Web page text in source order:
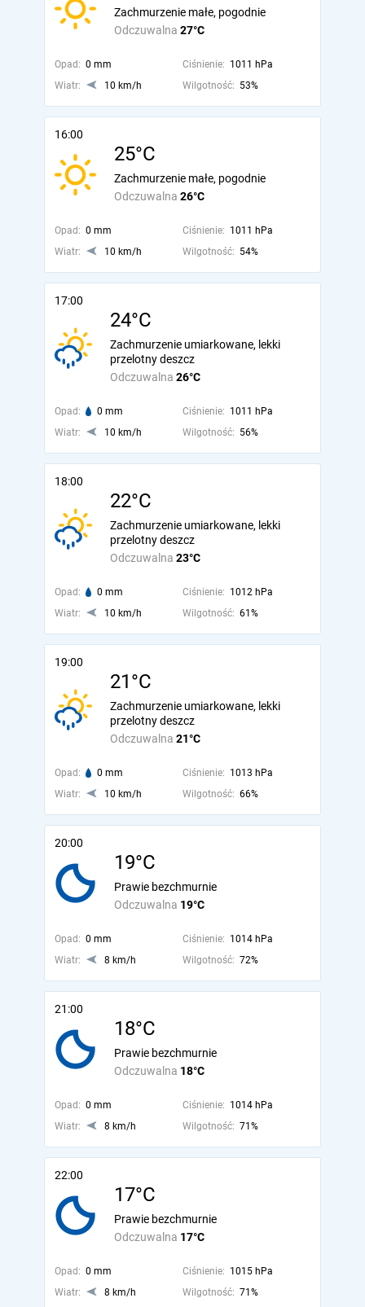
Odczuwalna 27°C
Zachmurzenie małe, pogodnie
Opad: 0 mm Ciśnienie: 1011 hPa
Wiatr:
10 km/h Wilgotność: 53%
16:00
25°C
Odczuwalna 26°C
Zachmurzenie małe, pogodnie
Opad: 0 mm Ciśnienie: 1011 hPa
Wiatr:
10 km/h Wilgotność: 54%
17:00
24°C
Odczuwalna 26°C
Zachmurzenie umiarkowane, lekki
przelotny deszcz
Opad: 0 mm Ciśnienie: 1011 hPa
Wiatr:
10 km/h Wilgotność: 56%
18:00
22°C
Odczuwalna 23°C
Zachmurzenie umiarkowane, lekki
przelotny deszcz
Opad: 0 mm Ciśnienie: 1012 hPa
Wiatr:
10 km/h Wilgotność: 61%
19:00
21°C
Odczuwalna 21°C
Zachmurzenie umiarkowane, lekki
przelotny deszcz
Opad: 0 mm Ciśnienie: 1013 hPa
Wiatr:
10 km/h Wilgotność: 66%
20:00
19°C
Odczuwalna 19°C
Prawie bezchmurnie
Opad: 0 mm Ciśnienie: 1014 hPa
Wiatr:
8 km/h Wilgotność: 72%
21:00
18°C
Odczuwalna 18°C
Prawie bezchmurnie
Opad: 0 mm Ciśnienie: 1014 hPa
Wiatr:
8 km/h Wilgotność: 71%
22:00
17°C
Odczuwalna 17°C
Prawie bezchmurnie
Opad: 0 mm Ciśnienie: 1015 hPa
Wiatr:
8 km/h Wilgotność: 71%